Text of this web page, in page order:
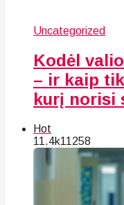
Uncategorized
Kodėl
– ir kaip
kurį norisi
Hot
11.4k11258